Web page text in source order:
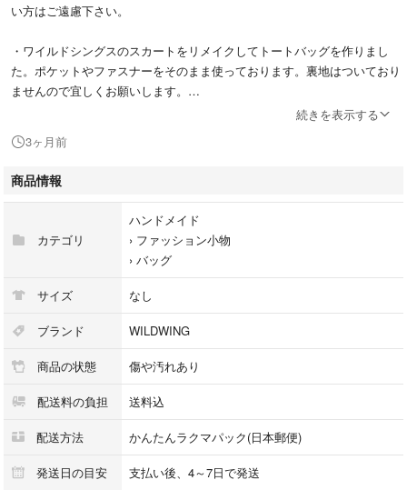
い方はご遠慮下さい。
・ワイルドシングスのスカートをリメイクしてトートバッグを作りまし
た。ポケットやファスナーをそのまま使っております。裏地はついており
ませんので宜しくお願いします。
間頂ければ採寸いたしますのでコメント欄よりお申し付け下さい。
・ハンドメイド品や中古品に理解がない方や、神経質な方はご遠慮下さ
・他にも色々と出品しております。同梱も致しますので宜しくお願いしま
・梱包資材はリサイクル資材を使用させて頂きます。お品物によっては圧
縮したり折り畳んだりいたします。ビニール袋に入れるほぼ簡易包装にて
梱包いたします。一つ一つをプチプチに包む梱包は致しません。発送中に
破損しても責任は負えません。ご了承とご理解を宜しくお願いします。
・土日、祝祭日は発送をお休みさせて頂きます。お急ぎの方はご注意下
続きを表示する
3ヶ月前
商品情報
カテゴリ
ハンドメイド
› ファッション小物
› バッグ
サイズ なし
ブランド WILDWING
商品の状態 傷や汚れあり
配送料の負担 送料込
配送方法 かんたんラクマパック(日本郵便)
発送日の目安 支払い後、4～7日で発送